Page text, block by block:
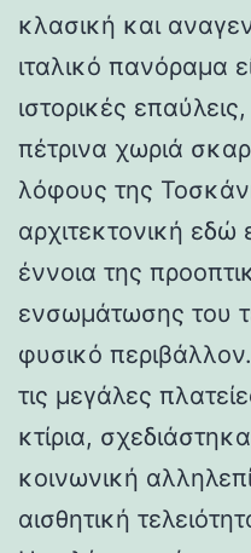
κλασική και
ιταλικό πανόραμα
ιστορικές
πέτρινα χωριά
λόφους της
αρχιτεκτονική εδώ
έννοια της
ενσωμάτωσης του
φυσικό
τις μεγάλες
κτίρια,
κοινωνική
αισθητική